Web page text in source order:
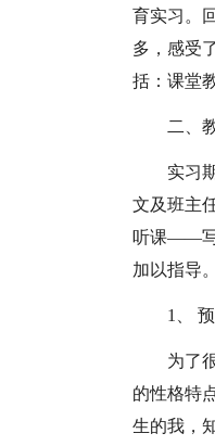
育实习。
多，感受
括：课堂
二、
实习
文及班主
听课——写
加以指导
1、
为了
的性格特
生的我，